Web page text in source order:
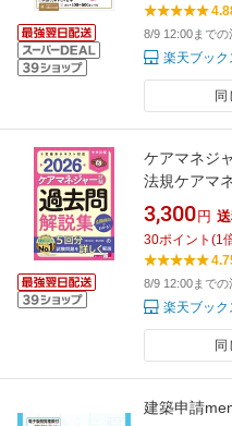
8/9 12:00まで
楽天ブック
同
ケアマネジ
法規ケアマ
3,300 円
30ポイント (1
8/9 12:00まで
楽天ブック
同
建築申請